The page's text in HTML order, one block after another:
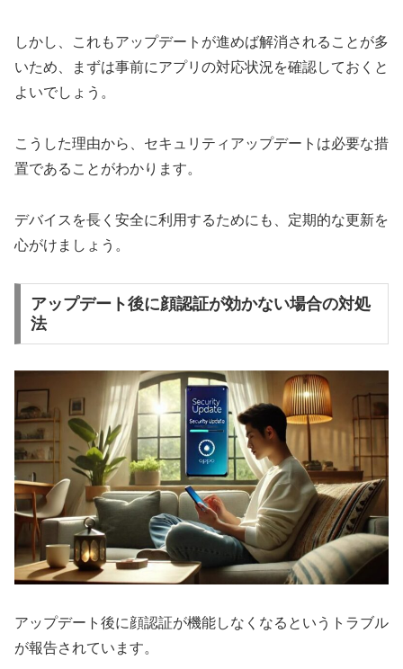
しかし、これもアップデートが進めば解消されることが多
いため、まずは事前にアプリの対応状況を確認しておくと
よいでしょう。
こうした理由から、セキュリティアップデートは必要な措
置であることがわかります。
デバイスを長く安全に利用するためにも、定期的な更新を
心がけましょう。
アップデート後に顔認証が効かない場合の対処
法
アップデート後に顔認証が機能しなくなるというトラブル
が報告されています。